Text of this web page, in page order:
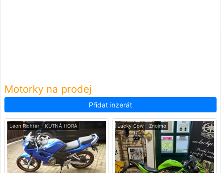
Motorky na prodej
Přidat inzerát
Leon Richter - KUTNÁ HORA Lucky Cow - Znojmo